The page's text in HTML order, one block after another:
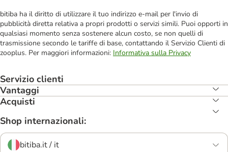
bitiba ha il diritto di utilizzare il tuo indirizzo e-mail per l'invio di
pubblicità diretta relativa a propri prodotti o servizi simili. Puoi opporti in
qualsiasi momento senza sostenere alcun costo, se non quelli di
trasmissione secondo le tariffe di base, contattando il Servizio Clienti di
zooplus. Per maggiori informazioni: Informativa sulla Privacy
Servizio clienti
Vantaggi
Acquisti
Shop internazionali:
bitiba.it / it